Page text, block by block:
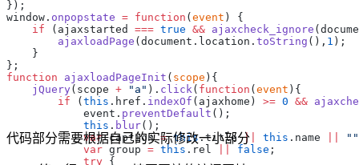
window. onpopstate = function ( event
    if
(ajaxstarted === true && ajaxcheck_ignore
        ajaxloadPage
(document.location. toString (), 1
function ajaxloadPageInit ( scope
    jQuery
(scope + "a" ). click ( function ( event
        if
( this .href. indexOf (ajaxhome) >= 0 &&
            event.
preventDefault
            this
. blur
            var
caption = this.title || this .name
""
            var
group = this .rel false
            try
代码部分需要根据自己的实际修改一小部分